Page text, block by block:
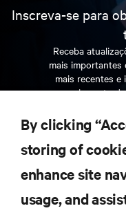
Inscreva-se para
Receba
mais importantes
mais recentes
gerenciamento
RECURSOS
By clicking
storing of
enhance site
usage, and